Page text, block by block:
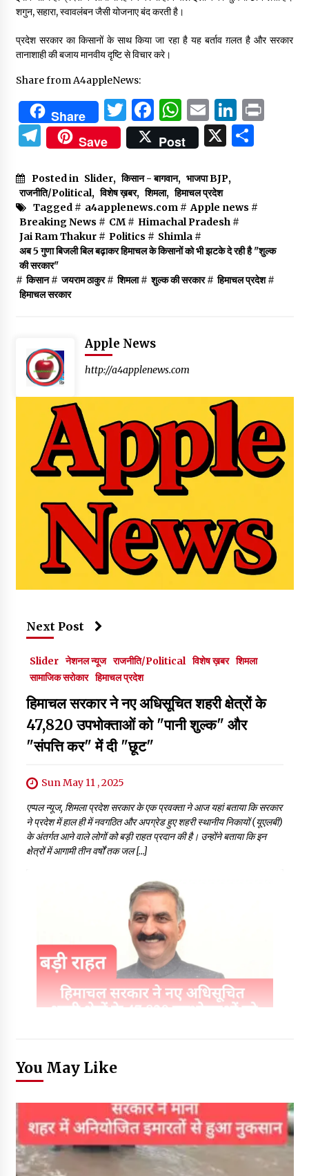
शगुन, सहारा, स्वावलंबन जैसी योजनाए बंद करती है।
प्रदेश सरकार का किसानों के साथ किया जा रहा है यह बर्ताव ग़लत है और सरकार
तानाशाही की बजाय मानवीय दृष्टि से विचार करे।
Share from A4appleNews:
Share Twitter
Facebook
WhatsApp
Email
Telegram
Save Post X
Posted in Slider, किसान - बागवान, भाजपा BJP,
राजनीति/Political, विशेष ख़बर, शिमला, हिमाचल प्रदेश
Tagged # a4applenews.com# Apple news #
Breaking News # CM# Himachal Pradesh#
Jai Ram Thakur# Politics # Shimla#
अब 5 गुणा बिजली बिल बढ़ाकर हिमाचल के किसानों को भी झटके दे रही है "शुल्क
की सरकार"
# किसान# जयराम ठाकुर# शिमला# शुल्क की सरकार# हिमाचल प्रदेश#
हिमाचल सरकार
Apple News
http://a4applenews.com
Next Post
Slider नेशनल न्यूज राजनीति/Political विशेष ख़बर शिमला
सामाजिक सरोकार हिमाचल प्रदेश
हिमाचल सरकार ने नए अधिसूचित शहरी क्षेत्रों के
47,820 उपभोक्ताओं को "पानी शुल्क" और
"संपत्ति कर" में दी "छूट"
Sun May 11 , 2025
एप्पल न्यूज, शिमला प्रदेश सरकार के एक प्रवक्ता ने आज यहां बताया कि सरकार
ने प्रदेश में हाल ही में नवगठित और अपग्रेड हुए शहरी स्थानीय निकायों (यूएलबी)
के अंतर्गत आने वाले लोगों को बड़ी राहत प्रदान की है। उन्होंने बताया कि इन
क्षेत्रों में आगामी तीन वर्षों तक जल […]
You May Like